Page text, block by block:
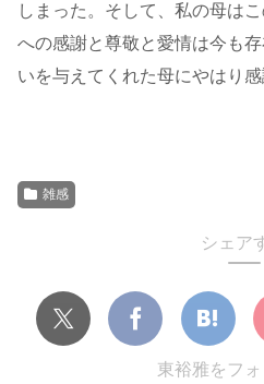
しまった。そして、私の母は
への感謝と尊敬と愛情は今も
いを与えてくれた母にやはり
雑感
シェア
東裕雅をフ